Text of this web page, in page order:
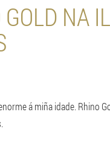
NA
á miña idade. Rhino